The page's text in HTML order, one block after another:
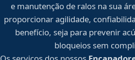
e manutenção de ralos na sua
proporcionar agilidade,
benefício, seja para prevenir
bloqueios sem